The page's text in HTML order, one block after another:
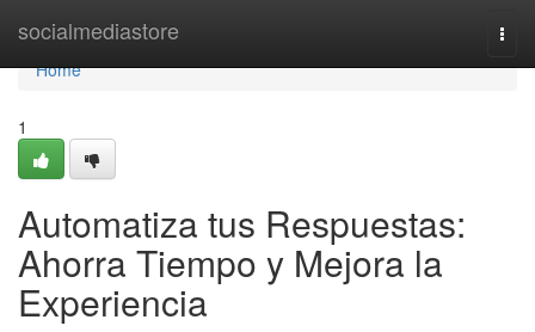
socialmediastore
Home
Home
1
Automatiza tus Respuestas:
Ahorra Tiempo y Mejora la
Experiencia